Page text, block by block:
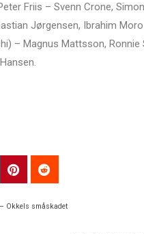
Friis – Svenn Crone,
Jørgensen, Ibrahim
– Magnus Mattsson, Ronnie
Okkels småskadet